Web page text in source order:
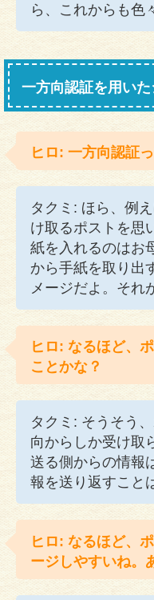
ら、これからも色
一方向認証を用い
ヒロ: 一方向認証
タクミ: ほら、例
け取るポストを思
紙を入れるのはお
から手紙を取り出
メージだよ。それ
ヒロ: なるほど、
ことかな？
タクミ: そうそう
向からしか受け取
送る側からの情報
報を送り返すこと
ヒロ: なるほど、
ージしやすいね。